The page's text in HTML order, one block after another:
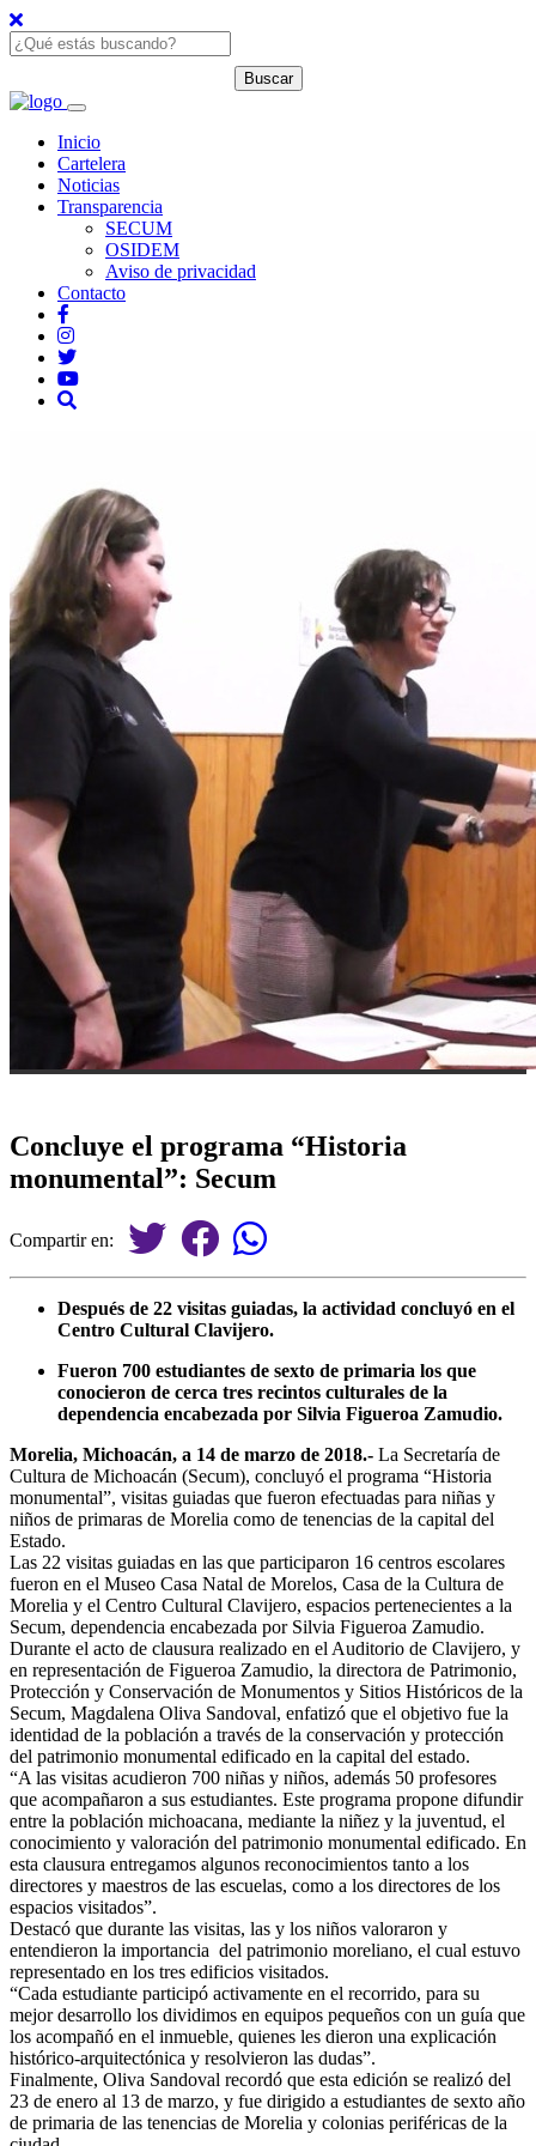
Inicio
Cartelera
Noticias
Transparencia
SECUM
OSIDEM
Aviso de privacidad
Contacto
Concluye el programa “Historia
monumental”: Secum
Compartir en:
Después de 22 visitas guiadas, la actividad concluyó en el
Centro Cultural Clavijero.
Fueron 700 estudiantes de sexto de primaria los que
conocieron de cerca tres recintos culturales de la
dependencia encabezada por Silvia Figueroa Zamudio.
Morelia, Michoacán, a 14 de marzo de 2018.- La Secretaría de
Cultura de Michoacán (Secum), concluyó el programa “Historia
monumental”, visitas guiadas que fueron efectuadas para niñas y
niños de primaras de Morelia como de tenencias de la capital del
Estado.
Las 22 visitas guiadas en las que participaron 16 centros escolares
fueron en el Museo Casa Natal de Morelos, Casa de la Cultura de
Morelia y el Centro Cultural Clavijero, espacios pertenecientes a la
Secum, dependencia encabezada por Silvia Figueroa Zamudio.
Durante el acto de clausura realizado en el Auditorio de Clavijero, y
en representación de Figueroa Zamudio, la directora de Patrimonio,
Protección y Conservación de Monumentos y Sitios Históricos de la
Secum, Magdalena Oliva Sandoval, enfatizó que el objetivo fue la
identidad de la población a través de la conservación y protección
del patrimonio monumental edificado en la capital del estado.
“A las visitas acudieron 700 niñas y niños, además 50 profesores
que acompañaron a sus estudiantes. Este programa propone difundir
entre la población michoacana, mediante la niñez y la juventud, el
conocimiento y valoración del patrimonio monumental edificado. En
esta clausura entregamos algunos reconocimientos tanto a los
directores y maestros de las escuelas, como a los directores de los
espacios visitados”.
Destacó que durante las visitas, las y los niños valoraron y
entendieron la importancia del patrimonio moreliano, el cual estuvo
representado en los tres edificios visitados.
“Cada estudiante participó activamente en el recorrido, para su
mejor desarrollo los dividimos en equipos pequeños con un guía que
los acompañó en el inmueble, quienes les dieron una explicación
histórico-arquitectónica y resolvieron las dudas”.
Finalmente, Oliva Sandoval recordó que esta edición se realizó del
23 de enero al 13 de marzo, y fue dirigido a estudiantes de sexto año
de primaria de las tenencias de Morelia y colonias periféricas de la